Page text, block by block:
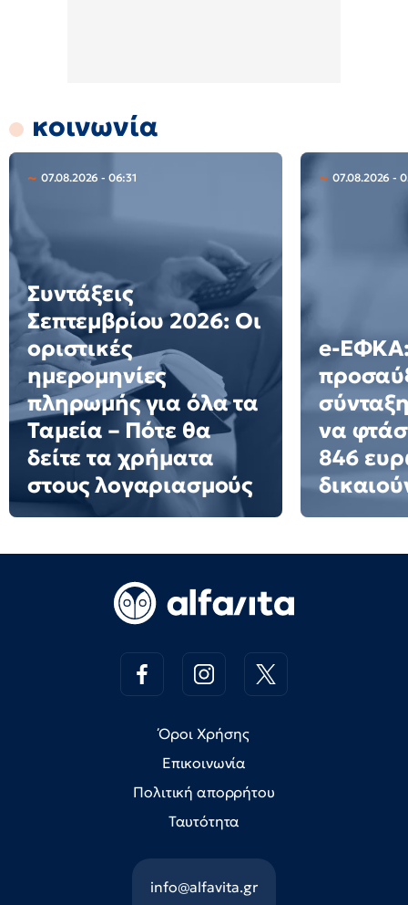
κοινωνία
07.08.2026 - 06:31
Συντάξεις
Σεπτεμβρίου 2026: Οι
οριστικές
ημερομηνίες
πληρωμής για όλα τα
Ταμεία – Πότε θα
δείτε τα χρήματα
στους λογαριασμούς
07.08.2026 -
e-
να
846
Όροι Χρήσης
Επικοινωνία
Πολιτική απορρήτου
Ταυτότητα
info@alfavita.gr